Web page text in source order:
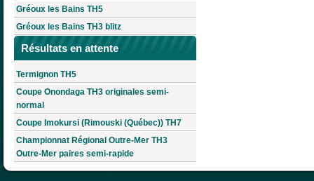
Gréoux les Bains TH5
Gréoux les Bains TH3 blitz
Résultats en attente
Termignon TH5
Coupe Onondaga TH3 originales semi-
normal
Coupe Imokursi (Rimouski (Québec)) TH7
Championnat Régional Outre-Mer TH3
Outre-Mer paires semi-rapide